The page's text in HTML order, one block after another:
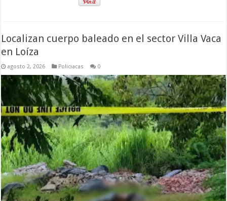
Localizan cuerpo baleado en el sector Villa Vaca
en Loíza
agosto 2, 2026 Policiacas 0